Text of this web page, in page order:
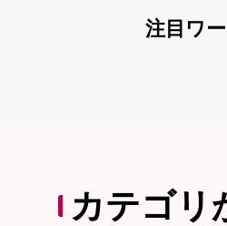
注目ワ
カテゴリ